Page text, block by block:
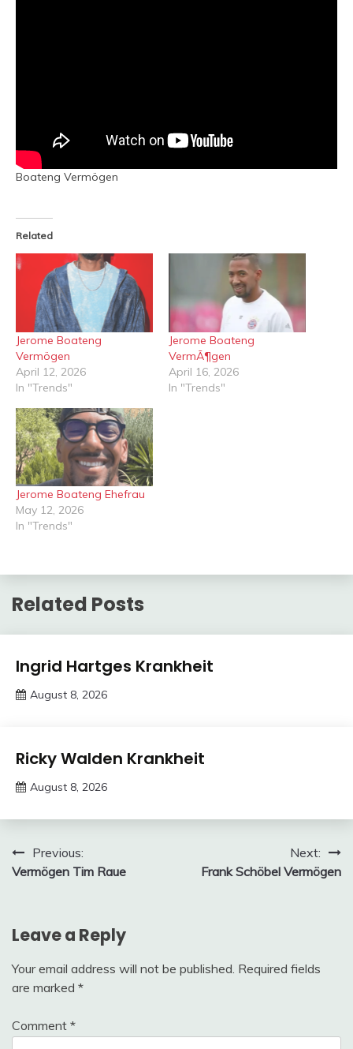
Boateng Vermögen
Related
Jerome Boateng
Vermögen
April 12, 2026
In "Trends"
Jerome Boateng
VermÃ¶gen
April 16, 2026
In "Trends"
Jerome Boateng Ehefrau
May 12, 2026
In "Trends"
Related Posts
Trends
Ingrid Hartges Krankheit
August 8, 2026
Trends
Ricky Walden Krankheit
August 8, 2026
Post
navigation
Previous:
Vermögen Tim Raue
Next:
Frank Schöbel Vermögen
Leave a Reply
Your email address will not be published. Required fields
are marked *
Comment *